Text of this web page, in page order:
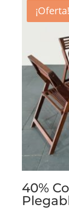
¡Oferta!
40%